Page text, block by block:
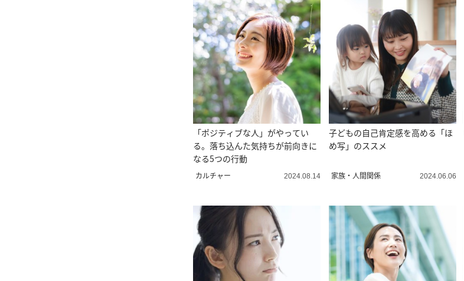
「ポジティブな人」がやってい
る。落ち込んた気持ちが前向きに
なる5つの行動
カルチャー 2024.08.14
子どもの自己肯定感を高める「ほ
め写」のススメ
家族・人間関係 2024.06.06